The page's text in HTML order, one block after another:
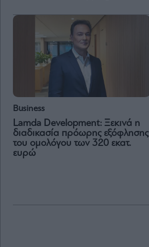
Business
Lamda Development: Ξεκινά η
διαδικασία πρόωρης εξόφλησης
του ομολόγου των 320 εκατ.
ευρώ